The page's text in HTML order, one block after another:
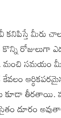
కనిపిస్తే మీరు
రోజులుగా
మంచి సమయం
కేవలం
కూడా తీరతాయి.
దూరం